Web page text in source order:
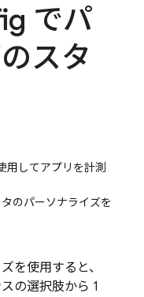
でパ
スタ
用してアプリを計測
のパーソナライズを
を使用すると、
の選択肢から 1